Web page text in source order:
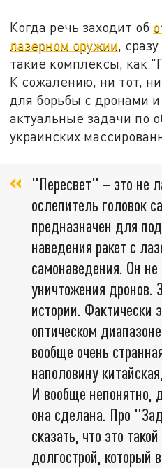
Когда речь заходит об
лазерном оружии,
такие комплексы, как
К сожалению, ни тот,
для борьбы с дронами
актуальные задачи по
украинских
"Пересвет" – это не
ослепитель головок
предназначен для
наведения ракет с
самонаведения. Он
уничтожения дронов.
истории. Фактически
оптическом
вообще очень
наполовину
И вообще непонятно,
она сделана. Про
сказать, что это
долгострой, который